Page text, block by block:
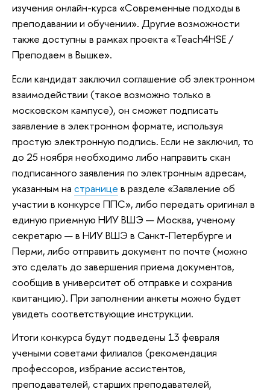
изучения онлайн-курса «Современные подходы в
преподавании и обучении». Другие возможности
также доступны в рамках проекта «Teach4HSE /
Преподаем в Вышке».
Если кандидат заключил соглашение об электронном
взаимодействии (такое возможно только в
московском кампусе), он сможет подписать
заявление в электронном формате, используя
простую электронную подпись. Если не заключил, то
до 25 ноября необходимо либо направить скан
подписанного заявления по электронным адресам,
указанным на странице в разделе «Заявление об
участии в конкурсе ППС», либо передать оригинал в
единую приемную НИУ ВШЭ — Москва, ученому
секретарю — в НИУ ВШЭ в Санкт-Петербурге и
Перми, либо отправить документ по почте (можно
это сделать до завершения приема документов,
сообщив в университет об отправке и сохранив
квитанцию). При заполнении анкеты можно будет
увидеть соответствующие инструкции.
Итоги конкурса будут подведены 13 февраля
учеными советами филиалов (рекомендация
профессоров, избрание ассистентов,
преподавателей, старших преподавателей,